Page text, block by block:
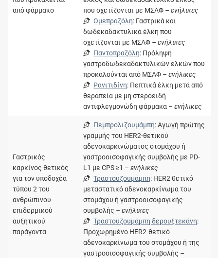
από φάρμακο
που σχετίζονται με ΜΣΑΦ – ενήλικες
Ομεπραζόλη: Γαστρικά και
δωδεκαδακτυλικά έλκη που
σχετίζονται με ΜΣΑΦ – ενήλικες
Παντοπραζόλη: Πρόληψη
γαστροδωδεκαδακτυλικών ελκών που
προκαλούνται από ΜΣΑΦ – ενήλικες
Ρανιτιδίνη: Πεπτικά έλκη μετά από
θεραπεία με μη στεροειδή
αντιφλεγμονώδη φάρμακα – ενήλικες
Γαστρικός
καρκίνος θετικός
για τον υποδοχέα
τύπου 2 του
ανθρώπινου
επιδερμικού
αυξητικού
παράγοντα
Πεμπρολιζουμάμπη: Αγωγή πρώτης
γραμμής του HER2-θετικού
αδενοκαρκινώματος στομάχου ή
γαστροοισοφαγικής συμβολής με PD-
L1 με CPS ≥1 – ενήλικες
Τραστουζουμάμπη: HER2 θετικό
μεταστατικό αδενοκαρκίνωμα του
στομάχου ή γαστροοισοφαγικής
συμβολής – ενήλικες
Τραστουζουµάµπη δερουξτεκάνη:
Προχωρημένο HER2-θετικό
αδενοκαρκίνωμα του στομάχου ή της
γαστροοισοφαγικής συμβολής –